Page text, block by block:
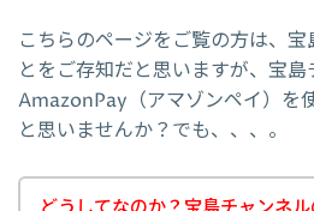
こちらのページをご覧の方は、
とをご存知だと思いますが、宝
AmazonPay（アマゾンペイ）を
と思いませんか？でも、、、。